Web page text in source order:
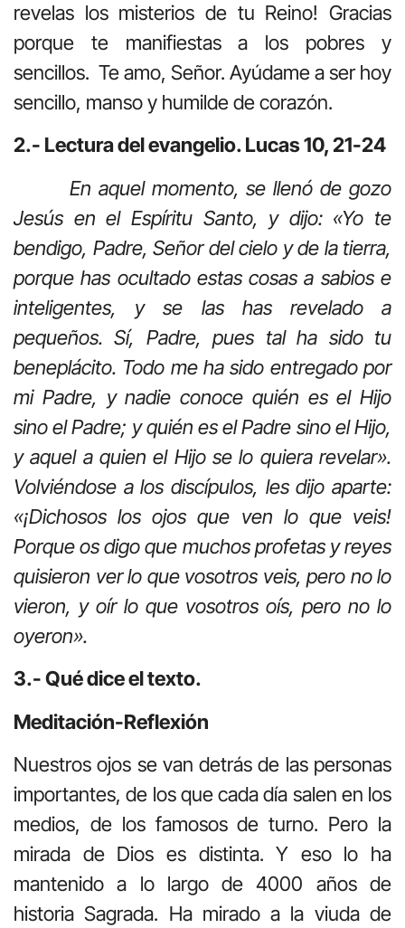
revelas los misterios de tu Reino! Gracias
porque te manifiestas a los pobres y
sencillos. Te amo, Señor. Ayúdame a ser hoy
sencillo, manso y humilde de corazón.
2.- Lectura del evangelio. Lucas 10, 21-24
En aquel momento, se llenó de gozo
Jesús en el Espíritu Santo, y dijo: «Yo te
bendigo, Padre, Señor del cielo y de la tierra,
porque has ocultado estas cosas a sabios e
inteligentes, y se las has revelado a
pequeños. Sí, Padre, pues tal ha sido tu
beneplácito. Todo me ha sido entregado por
mi Padre, y nadie conoce quién es el Hijo
sino el Padre; y quién es el Padre sino el Hijo,
y aquel a quien el Hijo se lo quiera revelar».
Volviéndose a los discípulos, les dijo aparte:
«¡Dichosos los ojos que ven lo que veis!
Porque os digo que muchos profetas y reyes
quisieron ver lo que vosotros veis, pero no lo
vieron, y oír lo que vosotros oís, pero no lo
oyeron».
3.- Qué dice el texto.
Meditación-Reflexión
Nuestros ojos se van detrás de las personas
importantes, de los que cada día salen en los
medios, de los famosos de turno. Pero la
mirada de Dios es distinta. Y eso lo ha
mantenido a lo largo de 4000 años de
historia Sagrada. Ha mirado a la viuda de